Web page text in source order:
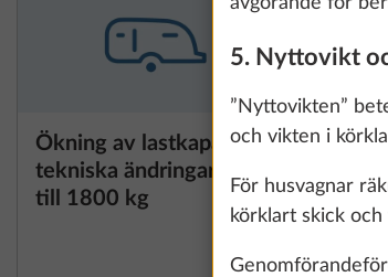
Ökning av lastkapaciteten med
tekniska ändringar för enaxlig
till 1800 kg
25,5 kg
5. Nyttovikt
”Nyttovikten”
och vikten i
För husvagnar
körklart skick